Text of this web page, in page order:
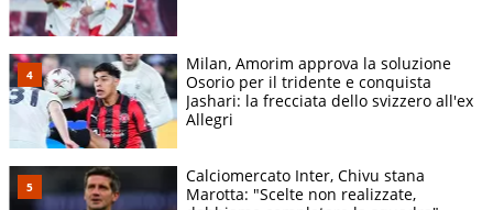
Milan, Amorim approva la soluzione
Osorio per il tridente e conquista
Jashari: la frecciata dello svizzero all'ex
Allegri
Calciomercato Inter, Chivu stana
Marotta: "Scelte non realizzate,